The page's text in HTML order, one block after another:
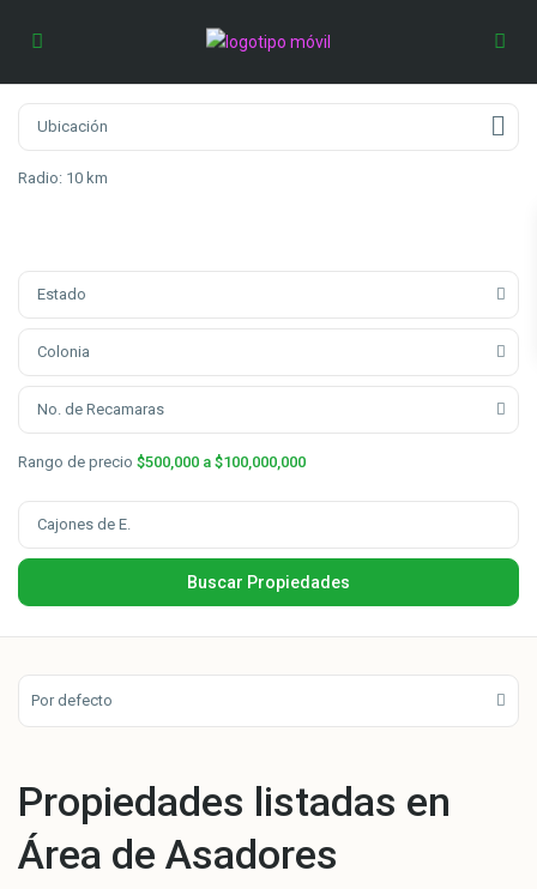
Radio: 10 km
Estado
Colonia
No. de Recamaras
Rango de precio $500,000 a $100,000,000
Por defecto
Propiedades listadas en
Área de Asadores